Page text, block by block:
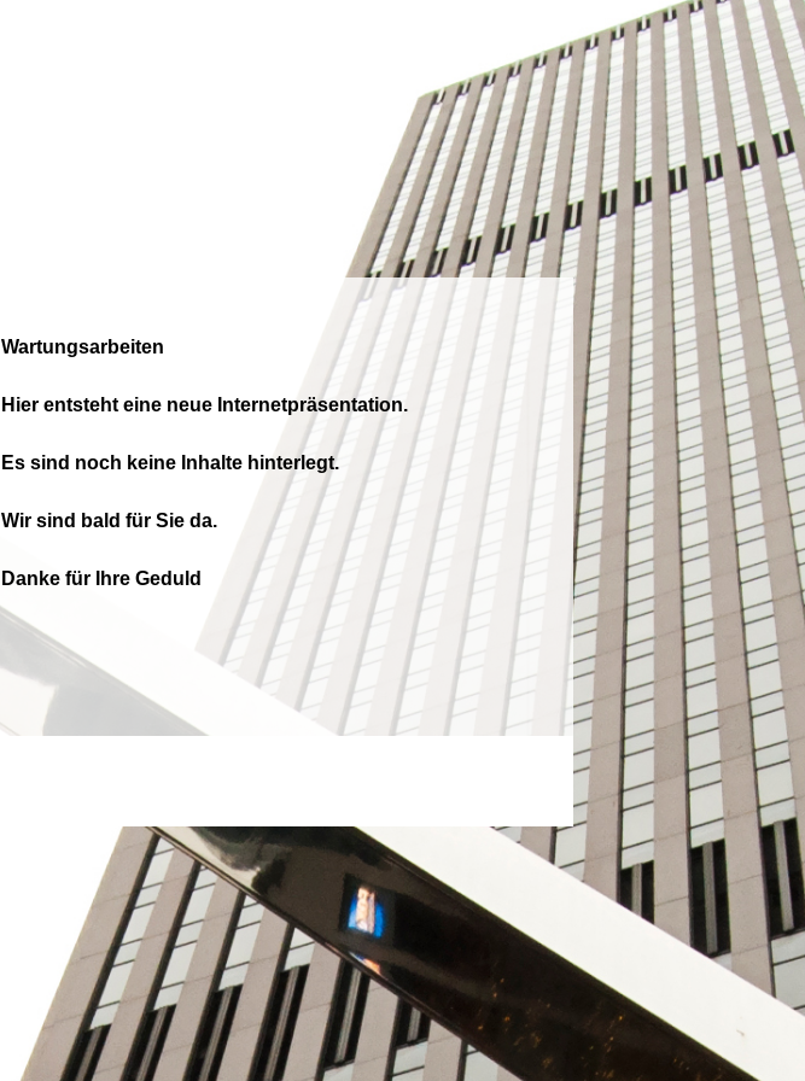
Wartungsarbeiten
Hier entsteht eine neue Internetpräsentation.
Es sind noch keine Inhalte hinterlegt.
Wir sind bald für Sie da.
Danke für Ihre Geduld